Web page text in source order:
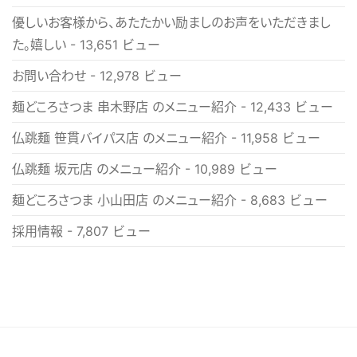
優しいお客様から、あたたかい励ましのお声をいただきまし
た。嬉しい - 13,651 ビュー
お問い合わせ - 12,978 ビュー
麺どころさつま 串木野店 のメニュー紹介 - 12,433 ビュー
仏跳麺 笹貫バイパス店 のメニュー紹介 - 11,958 ビュー
仏跳麺 坂元店 のメニュー紹介 - 10,989 ビュー
麺どころさつま 小山田店 のメニュー紹介 - 8,683 ビュー
採用情報 - 7,807 ビュー